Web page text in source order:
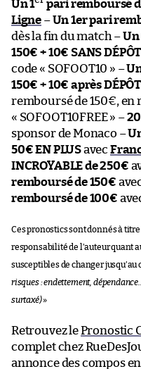
Un 1
pari remboursé
Ligne –Un 1er pari
dès la fin du match –Un
150€ + 10€ SANS DÉPÔT
code « SOFOOT10 » –
150€ + 10€ après DÉPÔT
remboursé de 150€, en
« SOFOOT10FREE » –
sponsor de Monaco –
50€ EN PLUSavec
INCROYABLE de 250€
remboursé de 150€
remboursé de 100€
Ces pronostics sont donnés à
responsabilité de l’auteur quant
susceptibles de changer jusqu’au
risques : endettement,
surtaxé)»
Retrouvez lePronostic
complet chez
annonce des compos